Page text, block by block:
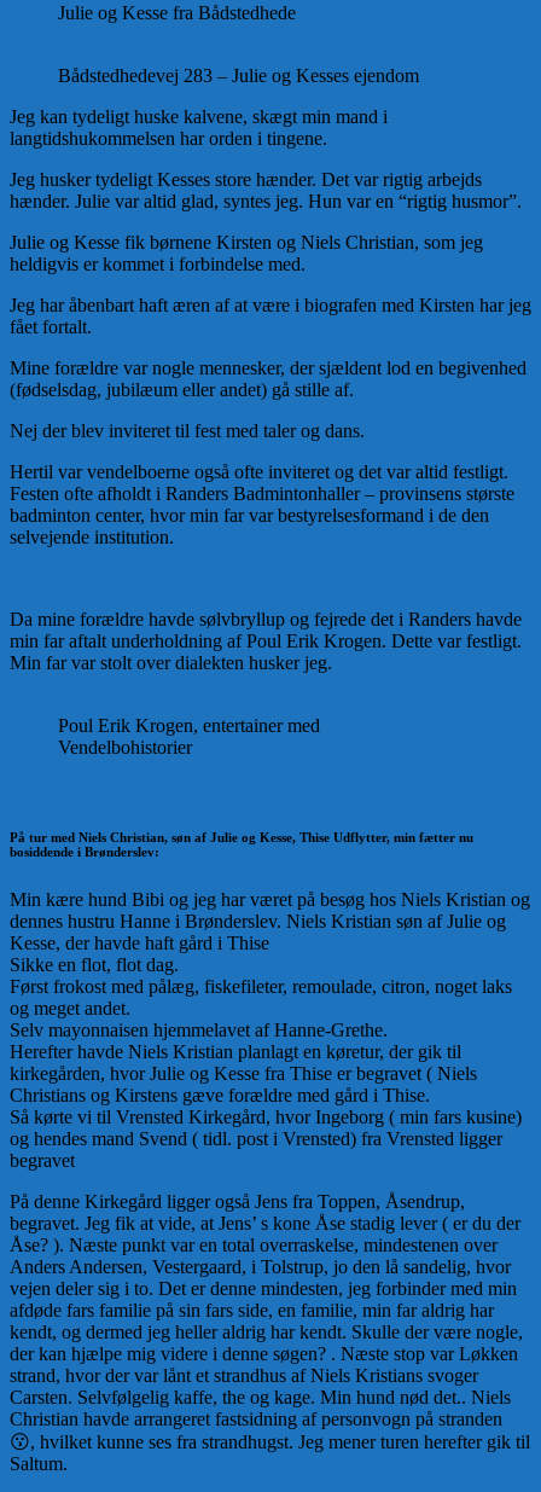
Julie og Kesse fra Bådstedhede
Bådstedhedevej 283 – Julie og Kesses ejendom
Jeg kan tydeligt huske kalvene, skægt min mand i
langtidshukommelsen har orden i tingene.
Jeg husker tydeligt Kesses store hænder. Det var rigtig arbejds
hænder. Julie var altid glad, syntes jeg. Hun var en “rigtig husmor”.
Julie og Kesse fik børnene Kirsten og Niels Christian, som jeg
heldigvis er kommet i forbindelse med.
Jeg har åbenbart haft æren af at være i biografen med Kirsten har jeg
fået fortalt.
Mine forældre var nogle mennesker, der sjældent lod en begivenhed
(fødselsdag, jubilæum eller andet) gå stille af.
Nej der blev inviteret til fest med taler og dans.
Hertil var vendelboerne også ofte inviteret og det var altid festligt.
Festen ofte afholdt i Randers Badmintonhaller – provinsens største
badminton center, hvor min far var bestyrelsesformand i de den
selvejende institution.
Da mine forældre havde sølvbryllup og fejrede det i Randers havde
min far aftalt underholdning af Poul Erik Krogen. Dette var festligt.
Min far var stolt over dialekten husker jeg.
Poul Erik Krogen, entertainer med
Vendelbohistorier
På tur med Niels Christian, søn af Julie og Kesse, Thise Udflytter, min fætter nu
bosiddende i Brønderslev:
Min kære hund Bibi og jeg har været på besøg hos Niels Kristian og
dennes hustru Hanne i Brønderslev. Niels Kristian søn af Julie og
Kesse, der havde haft gård i Thise
Sikke en flot, flot dag.
Først frokost med pålæg, fiskefileter, remoulade, citron, noget laks
og meget andet.
Selv mayonnaisen hjemmelavet af Hanne-Grethe.
Herefter havde Niels Kristian planlagt en køretur, der gik til
kirkegården, hvor Julie og Kesse fra Thise er begravet ( Niels
Christians og Kirstens gæve forældre med gård i Thise.
Så kørte vi til Vrensted Kirkegård, hvor Ingeborg ( min fars kusine)
og hendes mand Svend ( tidl. post i Vrensted) fra Vrensted ligger
begravet
På denne Kirkegård ligger også Jens fra Toppen, Åsendrup,
begravet. Jeg fik at vide, at Jens’ s kone Åse stadig lever ( er du der
Åse? ). Næste punkt var en total overraskelse, mindestenen over
Anders Andersen, Vestergaard, i Tolstrup, jo den lå sandelig, hvor
vejen deler sig i to. Det er denne mindesten, jeg forbinder med min
afdøde fars familie på sin fars side, en familie, min far aldrig har
kendt, og dermed jeg heller aldrig har kendt. Skulle der være nogle,
der kan hjælpe mig videre i denne søgen? . Næste stop var Løkken
strand, hvor der var lånt et strandhus af Niels Kristians svoger
Carsten. Selvfølgelig kaffe, the og kage. Min hund nød det.. Niels
Christian havde arrangeret fastsidning af personvogn på stranden
😗, hvilket kunne ses fra strandhugst. Jeg mener turen herefter gik til
Saltum.